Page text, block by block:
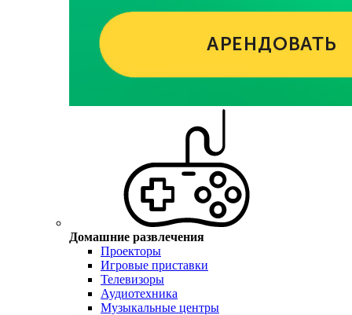
Домашние развлечения
Проекторы
Игровые приставки
Телевизоры
Аудиотехника
Музыкальные центры